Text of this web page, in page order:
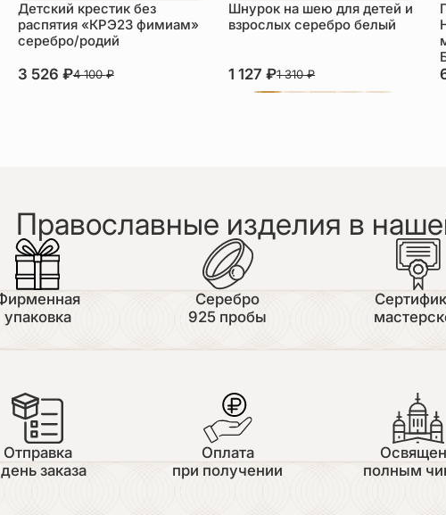
Детский крестик без
распятия «КРЭ23 фимиам»
серебро/родий
3 526 ₽4 100₽
Шнурок на шею для детей и
взрослых серебро белый
1 127₽1 310₽
Православные изделия в
упаковка
Серебро
925 пробы
Отправка
заказа
Оплата
при получении
полным